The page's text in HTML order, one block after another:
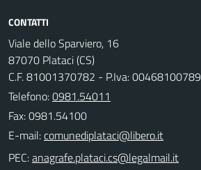
CONTATTI
Viale dello Sparviero, 16
87070 Plataci (CS)
C.F. 81001370782 - P.Iva: 00468100789
Telefono:0981.54011
Fax: 0981.54100
E-mail:
PEC: